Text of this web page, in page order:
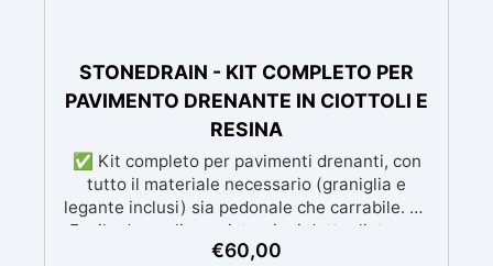
STONEDRAIN - KIT COMPLETO PER
PAVIMENTO DRENANTE IN CIOTTOLI E
RESINA
✅ Kit completo per pavimenti drenanti, con
tutto il materiale necessario (graniglia e
legante inclusi) sia pedonale che carrabile. ✅
Facile da applicare: istruzioni dettagliate per
risultati impeccabili, senza bisogno di
€60,00